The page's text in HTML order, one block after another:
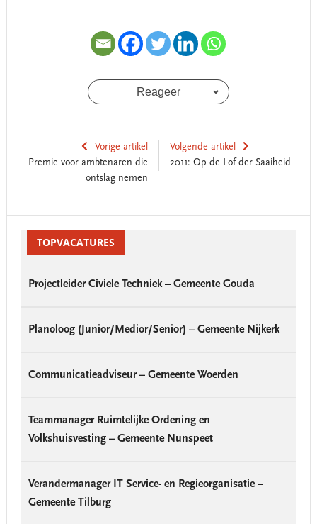
Reageer
Vorige artikel
Premie voor ambtenaren die
ontslag nemen
Volgende artikel
2011: Op de Lof der Saaiheid
Interactions
SidebarTOPVACATURES
Projectleider Civiele Techniek – Gemeente Gouda
Planoloog (Junior/Medior/Senior) – Gemeente Nijkerk
Communicatieadviseur – Gemeente Woerden
Teammanager Ruimtelijke Ordening en
Volkshuisvesting – Gemeente Nunspeet
Verandermanager IT Service- en Regieorganisatie –
Gemeente Tilburg